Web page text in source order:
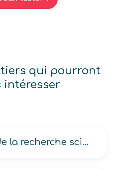
qui pourront
intéresser
Roboticien de la recherche scientifique